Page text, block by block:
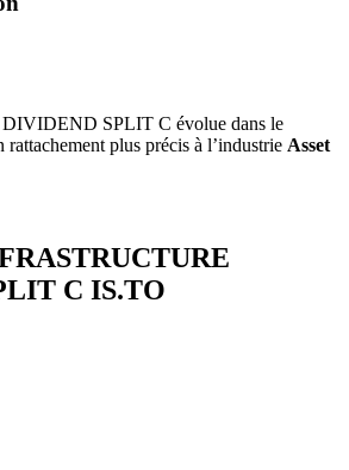
SPLIT C évolue dans le
rattachement plus précis à l’industrie Asset
C IS.TO